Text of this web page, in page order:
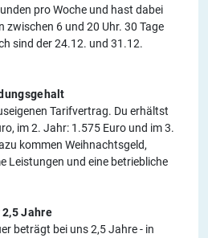
pro Woche und hast dabei
zwischen 6 und 20 Uhr. 30 Tage
sind der 24.12. und 31.12.
Tarifvertrag. Du erhältst
im 2. Jahr: 1.575 Euro und im 3.
kommen Weihnachtsgeld,
Leistungen und eine betriebliche
Jahre
beträgt bei uns 2,5 Jahre - in